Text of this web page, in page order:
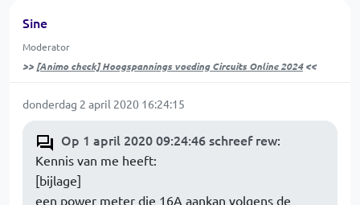
Sine
Moderator
>> [Animo check] Hoogspannings voeding Circuits Online 2024<<
donderdag 2 april 2020 16:24:15
Op 1 april 2020 09:24:46 schreef rew:
Kennis van me heeft:
[bijlage]
een power meter die 16A aankan volgens de